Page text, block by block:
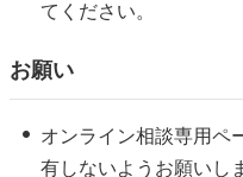
てください。
お願い
オンライン相談専用ペ
有しないようお願いし